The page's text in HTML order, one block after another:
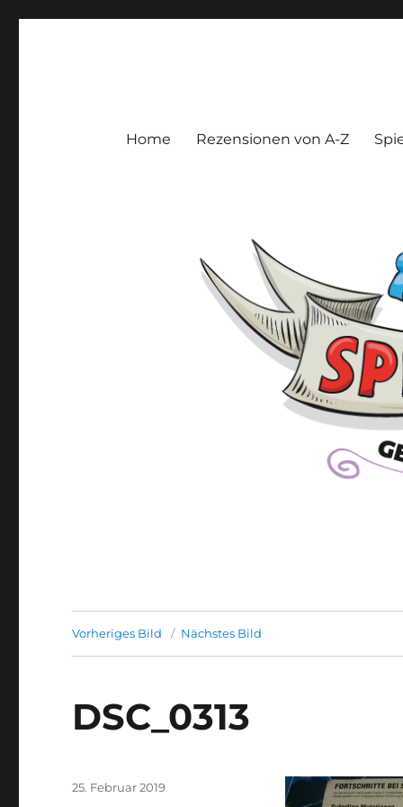
Home Rezensionen von A-Z
Vorheriges Bild Nächstes Bild
DSC_0313
Veröffentlicht
25. Februar 2019